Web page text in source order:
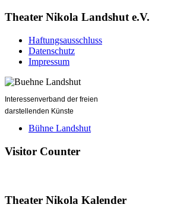
Theater Nikola Landshut e.V.
Haftungsausschluss
Datenschutz
Impressum
Interessenverband der freien
darstellenden Künste
Bühne Landshut
Visitor Counter
Theater Nikola Kalender